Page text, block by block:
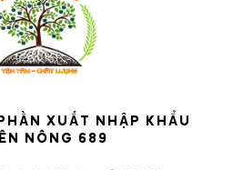
XUẤT NHẬP KHẨU
NÔNG 689